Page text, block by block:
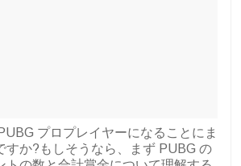
プロプレイヤーになることにま
すか?もしそうなら、まず PUBG の